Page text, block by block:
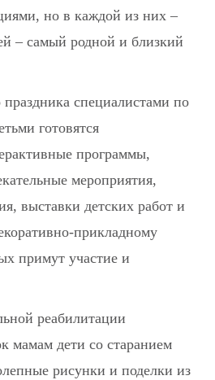
но в каждой из них –
– самый родной и близкий
специалистами по
готовятся
программы,
мероприятия,
выставки детских работ и
прикладному
примут участие и
реабилитации
мамам дети со старанием
рисунки и поделки из